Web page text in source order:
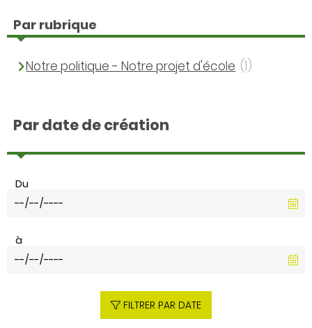
Par rubrique
Notre politique - Notre projet d'école (1)
Par date de création
Du
à
FILTRER PAR DATE